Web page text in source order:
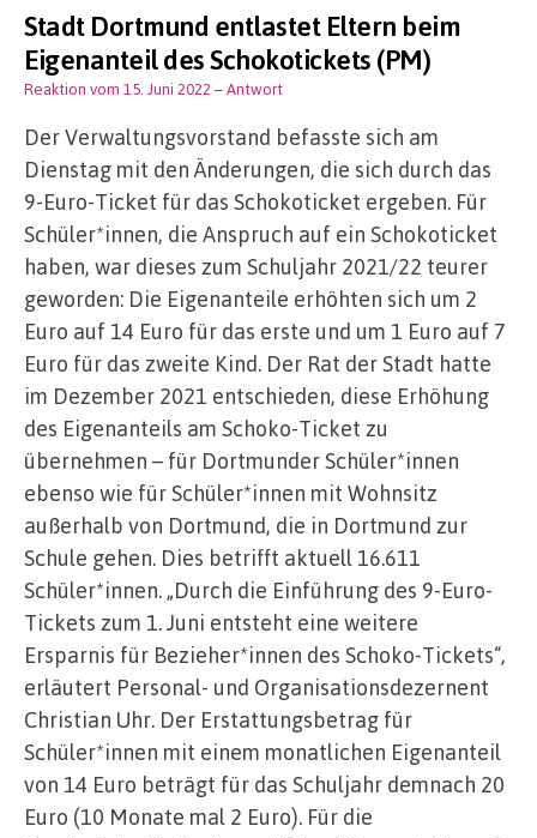
Stadt Dortmund entlastet Eltern beim
Eigenanteil des Schokotickets (PM)
Reaktion vom 15. Juni 2022 – Antwort
Der Verwaltungsvorstand befasste sich am
Dienstag mit den Änderungen, die sich durch das
9-Euro-Ticket für das Schokoticket ergeben. Für
Schüler*innen, die Anspruch auf ein Schokoticket
haben, war dieses zum Schuljahr 2021/22 teurer
geworden: Die Eigenanteile erhöhten sich um 2
Euro auf 14 Euro für das erste und um 1 Euro auf 7
Euro für das zweite Kind. Der Rat der Stadt hatte
im Dezember 2021 entschieden, diese Erhöhung
des Eigenanteils am Schoko-Ticket zu
übernehmen – für Dortmunder Schüler*innen
ebenso wie für Schüler*innen mit Wohnsitz
außerhalb von Dortmund, die in Dortmund zur
Schule gehen. Dies betrifft aktuell 16.611
Schüler*innen. „Durch die Einführung des 9-Euro-
Tickets zum 1. Juni entsteht eine weitere
Ersparnis für Bezieher*innen des Schoko-Tickets“,
erläutert Personal- und Organisationsdezernent
Christian Uhr. Der Erstattungsbetrag für
Schüler*innen mit einem monatlichen Eigenanteil
von 14 Euro beträgt für das Schuljahr demnach 20
Euro (10 Monate mal 2 Euro). Für die